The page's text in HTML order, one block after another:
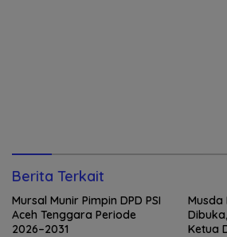
Berita Terkait
Mursal Munir Pimpin DPD PSI
Aceh Tenggara Periode
2026–2031
Musda
Ketua